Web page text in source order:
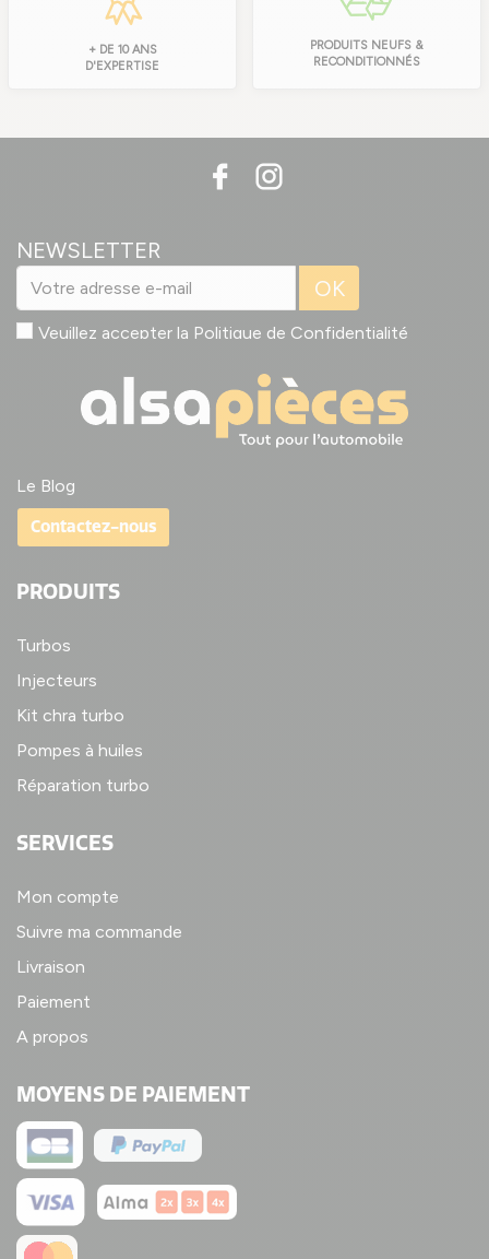
+ DE 10 ANS
D'EXPERTISE
PRODUITS NEUFS &
RECONDITIONNÉS
NEWSLETTER
OK
Veuillez accepter la Politique de Confidentialité
Le Blog
Contactez-nous
PRODUITS
Turbos
Injecteurs
Kit chra turbo
Pompes à huiles
Réparation turbo
SERVICES
Mon compte
Suivre ma commande
Livraison
Paiement
A propos
MOYENS DE PAIEMENT